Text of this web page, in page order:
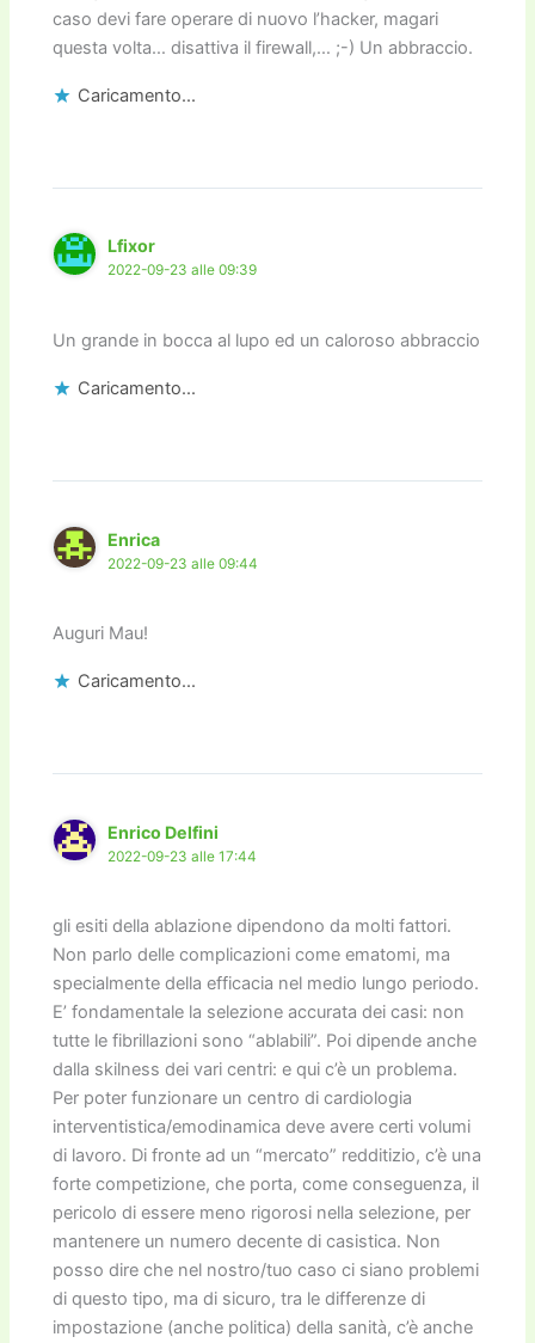
caso devi fare operare di nuovo l’hacker, magari
questa volta… disattiva il firewall,… ;-) Un abbraccio.
Caricamento...
Lfixor
2022-09-23 alle 09:39
Un grande in bocca al lupo ed un caloroso abbraccio
Caricamento...
Enrica
2022-09-23 alle 09:44
Auguri Mau!
Caricamento...
Enrico Delfini
2022-09-23 alle 17:44
gli esiti della ablazione dipendono da molti fattori.
Non parlo delle complicazioni come ematomi, ma
specialmente della efficacia nel medio lungo periodo.
E’ fondamentale la selezione accurata dei casi: non
tutte le fibrillazioni sono “ablabili”. Poi dipende anche
dalla skilness dei vari centri: e qui c’è un problema.
Per poter funzionare un centro di cardiologia
interventistica/emodinamica deve avere certi volumi
di lavoro. Di fronte ad un “mercato” redditizio, c’è una
forte competizione, che porta, come conseguenza, il
pericolo di essere meno rigorosi nella selezione, per
mantenere un numero decente di casistica. Non
posso dire che nel nostro/tuo caso ci siano problemi
di questo tipo, ma di sicuro, tra le differenze di
impostazione (anche politica) della sanità, c’è anche